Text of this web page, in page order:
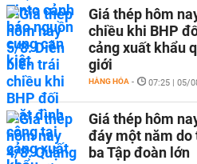
Giá thép hôm
chiều khi BHP
cảng xuất khẩu
giới
HÀNG HÓA - 07:25 | 05/
Giá thép hôm
đáy một năm do
ba Tập đoàn lớn